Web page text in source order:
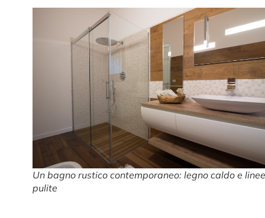
Un bagno rustico contemporaneo: legno caldo e linee
pulite